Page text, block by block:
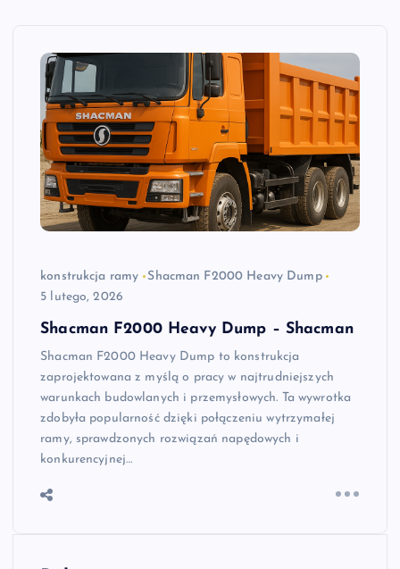
konstrukcja ramy
Shacman F2000 Heavy Dump
5 lutego, 2026
Shacman F2000 Heavy Dump – Shacman
Shacman F2000 Heavy Dump to konstrukcja
zaprojektowana z myślą o pracy w najtrudniejszych
warunkach budowlanych i przemysłowych. Ta wywrotka
zdobyła popularność dzięki połączeniu wytrzymałej
ramy, sprawdzonych rozwiązań napędowych i
konkurencyjnej…